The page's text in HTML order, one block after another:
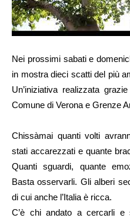
Nei prossimi sabati e
in mostra dieci scatti del più
Un’iniziativa realizzata
Comune di Verona e Grenze
Chissàmai quanti volti
stati accarezzati e quante
Quanti sguardi, quante
Basta osservarli. Gli alberi
di cui anche l’Italia è ricca.
C’è chi andato a cercarli